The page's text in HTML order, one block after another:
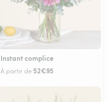
Instant complice
À partir de 52€95